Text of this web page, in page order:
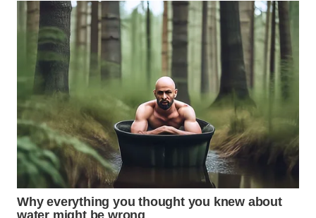
WN
SUMEDANG
WN
KEPULAUAN
SERIBU
WN
TANGERANG